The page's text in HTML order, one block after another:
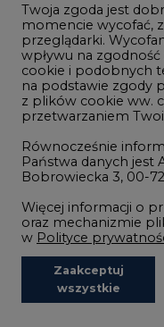
Atom
Fotowoltaika
Offshore wind
Zielone samorządy
Zielona gospodarka
©2002- 2021 - 2026
REDAKCJA@CIRE.PL
Twoja zgoda jest
momencie wycofać,
przeglądarki.
wpływu na
cookie i podobnych
na podstawie zgody
z plików cookie ww.
przetwarzaniem
Równocześnie
Państwa danych jest
Bobrowiecka 3, 00-
Więcej informacji o
oraz mechanizmie
w Polityce
Zaakceptuj
wszystkie